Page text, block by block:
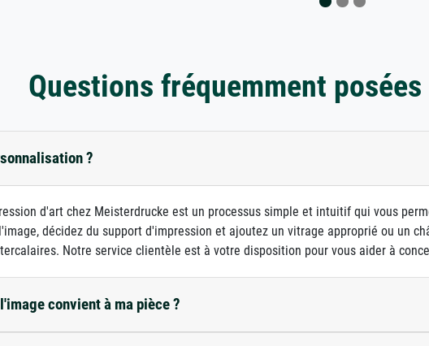
Questions fréquemment
?
d'art chez Meisterdrucke est un processus simple et intuitif qui vous
décidez du support d'impression et ajoutez un vitrage approprié ou un
Notre service clientèle est à votre disposition pour vous aider à
convient à ma pièce ?